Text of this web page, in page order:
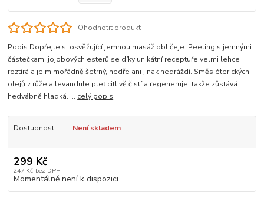
Ohodnotit produkt
Popis:Dopřejte si osvěžující jemnou masáž obličeje. Peeling s jemnými
částečkami jojobových esterů se díky unikátní receptuře velmi lehce
roztírá a je mimořádně šetrný, nedře ani jinak nedráždí. Směs éterických
olejů z růže a levandule pleť citlivě čistí a regeneruje, takže zůstává
hedvábně hladká. ... celý popis
Dostupnost Není skladem
299 Kč
247 Kč bez DPH
Momentálně není k dispozici